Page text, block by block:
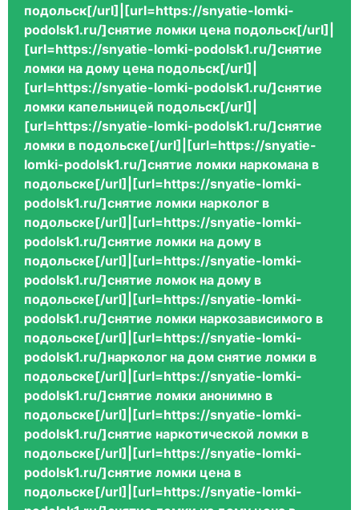
подольск[/url]|[url=https://snyatie-lomki-
podolsk1.ru/]снятие ломки цена подольск[/url]|
[url=https://snyatie-lomki-podolsk1.ru/]снятие
ломки на дому цена подольск[/url]|
[url=https://snyatie-lomki-podolsk1.ru/]снятие
ломки капельницей подольск[/url]|
[url=https://snyatie-lomki-podolsk1.ru/]снятие
ломки в подольске[/url]|[url=https://snyatie-
lomki-podolsk1.ru/]снятие ломки наркомана в
подольске[/url]|[url=https://snyatie-lomki-
podolsk1.ru/]снятие ломки нарколог в
подольске[/url]|[url=https://snyatie-lomki-
podolsk1.ru/]снятие ломки на дому в
подольске[/url]|[url=https://snyatie-lomki-
podolsk1.ru/]снятие ломок на дому в
подольске[/url]|[url=https://snyatie-lomki-
podolsk1.ru/]снятие ломки наркозависимого в
подольске[/url]|[url=https://snyatie-lomki-
podolsk1.ru/]нарколог на дом снятие ломки в
подольске[/url]|[url=https://snyatie-lomki-
podolsk1.ru/]снятие ломки анонимно в
подольске[/url]|[url=https://snyatie-lomki-
podolsk1.ru/]снятие наркотической ломки в
подольске[/url]|[url=https://snyatie-lomki-
podolsk1.ru/]снятие ломки цена в
подольске[/url]|[url=https://snyatie-lomki-